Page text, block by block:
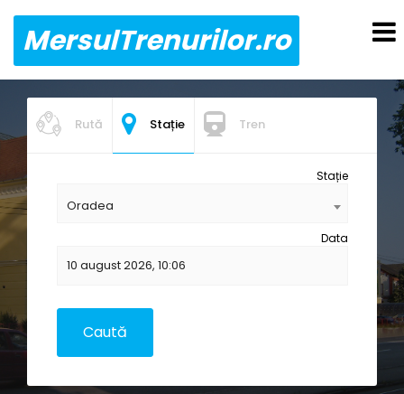
MersulTrenurilor.ro
Rută Stație Tren
Stație
Oradea
Data